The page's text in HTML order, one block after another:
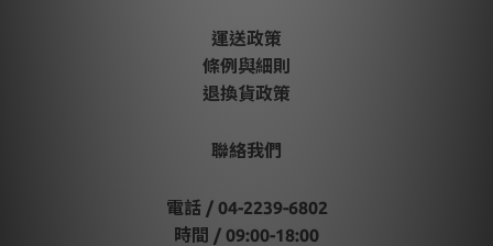
運送政策
條例與細則
退換貨政策
聯絡我們
電話 / 04-2239-6802
時間 / 09:00-18:00